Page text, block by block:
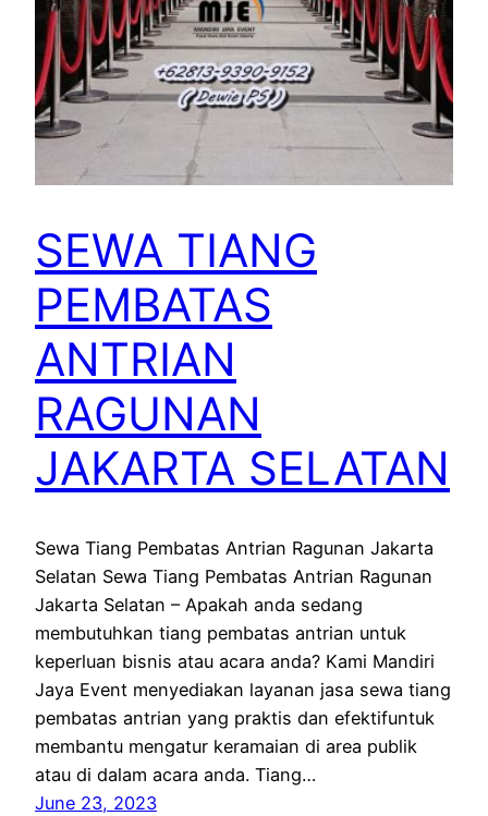
SEWA TIANG
PEMBATAS
ANTRIAN
RAGUNAN
JAKARTA SELATAN
Sewa Tiang Pembatas Antrian Ragunan Jakarta
Selatan Sewa Tiang Pembatas Antrian Ragunan
Jakarta Selatan – Apakah anda sedang
membutuhkan tiang pembatas antrian untuk
keperluan bisnis atau acara anda? Kami Mandiri
Jaya Event menyediakan layanan jasa sewa tiang
pembatas antrian yang praktis dan efektifuntuk
membantu mengatur keramaian di area publik
atau di dalam acara anda. Tiang…
June 23, 2023